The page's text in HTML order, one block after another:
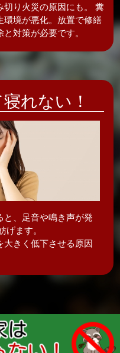
切り火災の原因にも。 糞
環境が悪化。放置で修繕
対策が必要です。
寝れない！
と、足音や鳴き声が発
げます。
大きく低下させる原因